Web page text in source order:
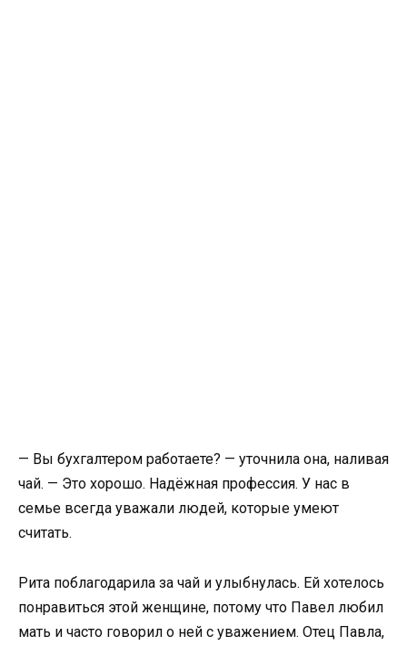
— Вы бухгалтером работаете? — уточнила она, наливая
чай. — Это хорошо. Надёжная профессия. У нас в
семье всегда уважали людей, которые умеют
считать.
Рита поблагодарила за чай и улыбнулась. Ей хотелось
понравиться этой женщине, потому что Павел любил
мать и часто говорил о ней с уважением. Отец Павла,